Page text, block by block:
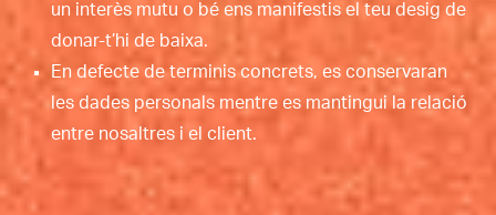
un interès mutu o bé ens manifestis el teu desig de
donar-t’hi de baixa.
En defecte de terminis concrets, es conservaran
les dades personals mentre es mantingui la relació
entre nosaltres i el client.